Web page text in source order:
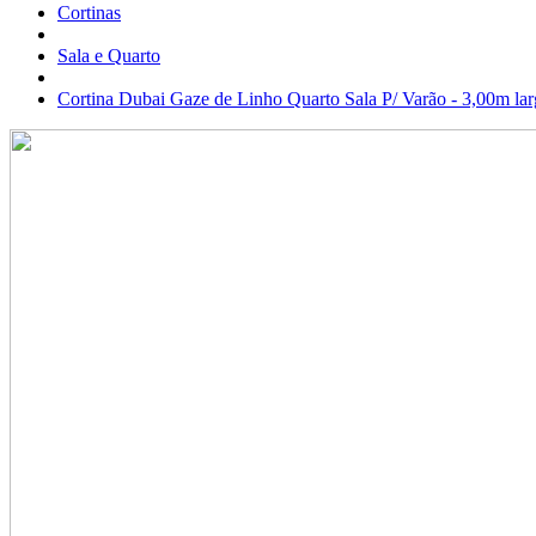
Cortinas
Sala e Quarto
Cortina Dubai Gaze de Linho Quarto Sala P/ Varão - 3,00m